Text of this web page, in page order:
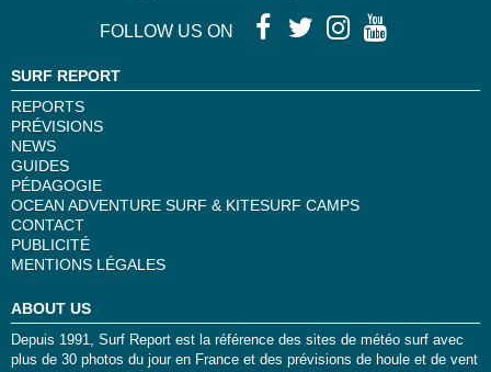
FOLLOW US ON
SURF REPORT
REPORTS
PRÉVISIONS
NEWS
GUIDES
PÉDAGOGIE
OCEAN ADVENTURE SURF & KITESURF CAMPS
CONTACT
PUBLICITÉ
MENTIONS LÉGALES
ABOUT US
Depuis 1991, Surf Report est la référence des sites de météo surf avec
plus de 30 photos du jour en France et des prévisions de houle et de vent